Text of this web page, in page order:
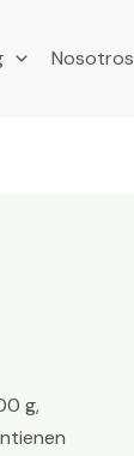
Nosotros
g,